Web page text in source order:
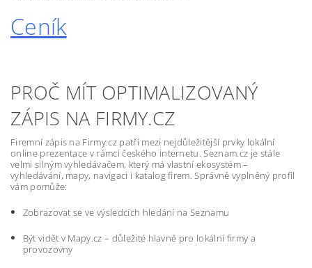
Ceník
PROČ MÍT OPTIMALIZOVANÝ
ZÁPIS NA FIRMY.CZ
Firemní zápis na Firmy.cz patří mezi nejdůležitější prvky lokální
online prezentace v rámci českého internetu. Seznam.cz je stále
velmi silným vyhledávačem, který má vlastní ekosystém –
vyhledávání, mapy, navigaci i katalog firem. Správně vyplněný profil
vám pomůže:
Zobrazovat se ve výsledcích hledání na Seznamu
Být vidět v Mapy.cz – důležité hlavně pro lokální firmy a
provozovny